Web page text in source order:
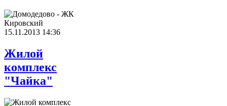
15.11.2013 14:36
Жилой
комплекс
"Чайка"